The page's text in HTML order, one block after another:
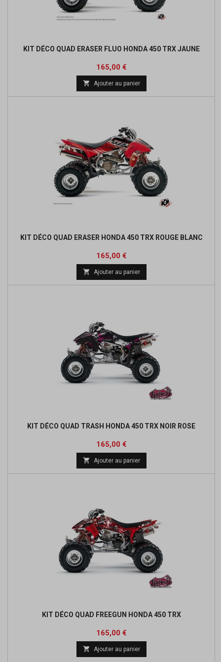
KIT DÉCO QUAD ERASER FLUO HONDA 450 TRX JAUNE
Prix
165,00 €
 Ajouter au panier
KIT DÉCO QUAD ERASER HONDA 450 TRX ROUGE BLANC
Prix
165,00 €
 Ajouter au panier
KIT DÉCO QUAD TRASH HONDA 450 TRX NOIR ROSE
Prix
165,00 €
 Ajouter au panier
KIT DÉCO QUAD FREEGUN HONDA 450 TRX
Prix
165,00 €
 Ajouter au panier